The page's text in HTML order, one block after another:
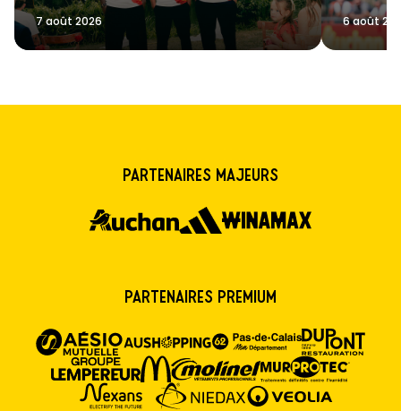
7 août 2026 6 août
Partenaires majeurs
Partenaires premium